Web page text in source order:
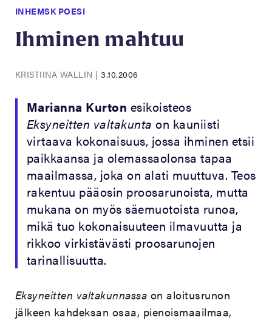
INHEMSK POESI
Ihminen mahtuu
KRISTIINA WALLIN |3.10.2006
Marianna Kurton esikoisteos
Eksyneitten valtakunta on kauniisti
virtaava kokonaisuus, jossa ihminen etsii
paikkaansa ja olemassaolonsa tapaa
maailmassa, joka on alati muuttuva. Teos
rakentuu pääosin proosarunoista, mutta
mukana on myös säemuotoista runoa,
mikä tuo kokonaisuuteen ilmavuutta ja
rikkoo virkistävästi proosarunojen
tarinallisuutta.
Eksyneitten valtakunnassa on aloitusrunon
jälkeen kahdeksan osaa, pienoismaailmaa,